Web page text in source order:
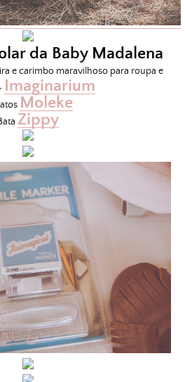
da Baby Madalena
e carimbo maravilhoso para roupa e
Imaginarium
Moleke
Zippy